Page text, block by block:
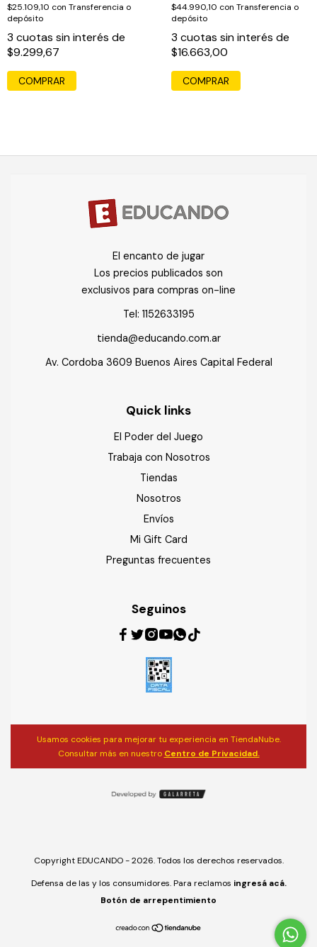
$25.109,10 con Transferencia o
depósito
3 cuotas sin interés de
$9.299,67
$44.990,10 con Transferencia o
depósito
3 cuotas sin interés de
$16.663,00
COMPRAR
El encanto de jugar
Los precios publicados son
exclusivos para compras on-line
Tel: 1152633195
tienda@educando.com.ar
Av. Cordoba 3609 Buenos Aires Capital Federal
Quick links
El Poder del Juego
Trabaja con Nosotros
Tiendas
Nosotros
Envíos
Mi Gift Card
Preguntas frecuentes
Seguinos
Usamos cookies para mejorar tu experiencia en TiendaNube.
Consultar más en nuestro Centro de Privacidad.
Copyright EDUCANDO - 2026. Todos los derechos reservados.
Defensa de las y los consumidores. Para reclamos ingresá acá.
Botón de arrepentimiento